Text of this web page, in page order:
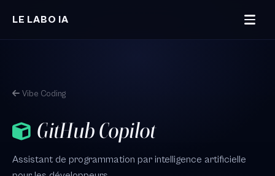
LE LABO IA
Vibe Coding
GitHub Copilot
Assistant de programmation par intelligence artificielle